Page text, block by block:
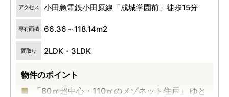
アクセス 小田急電鉄小田原線「成城学園前」徒歩15分
専有面積 66.36～118.14m2
間取り 2LDK・3LDK
物件のポイント
「80㎡超中心・110㎡のメゾネット住戸」 ゆと